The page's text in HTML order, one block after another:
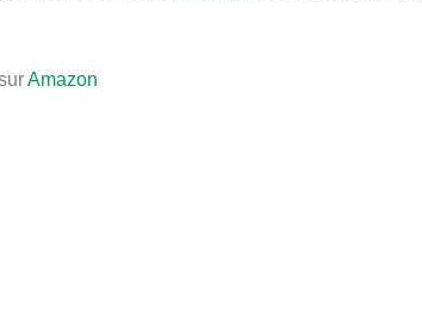
Amazon